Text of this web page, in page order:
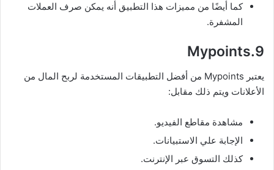
كما أيضًا من مميزات هذا التطبيق أنه يمكن صرف العملات
المشفرة.
9.Mypoints
يعتبر Mypoints من أفضل التطبيقات المستخدمة لربح المال من
الأعلانات ويتم ذلك مقابل:
مشاهدة مقاطع الفيديو.
الإجابة علي الاستبيانات.
كذلك التسوق عبر الإنترنت.